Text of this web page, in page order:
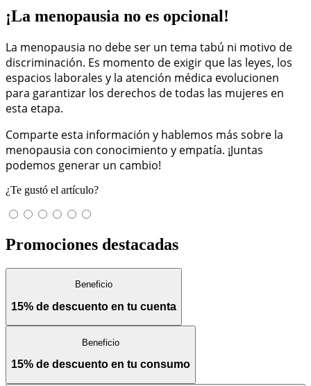
¡La menopausia no es opcional!
La menopausia no debe ser un tema tabú ni motivo de
discriminación. Es momento de exigir que las leyes, los
espacios laborales y la atención médica evolucionen
para garantizar los derechos de todas las mujeres en
esta etapa.
Comparte esta información y hablemos más sobre la
menopausia con conocimiento y empatía. ¡Juntas
podemos generar un cambio!
¿Te gustó el artículo?
Promociones destacadas
Beneficio
15% de descuento en tu cuenta
Beneficio
15% de descuento en tu consumo